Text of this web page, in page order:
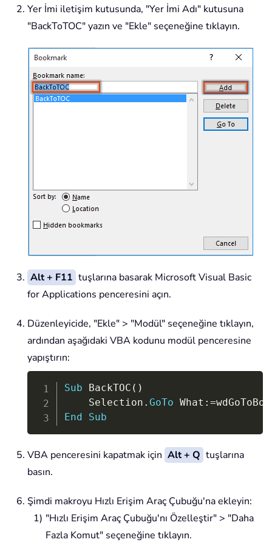
Yer İmi iletişim kutusunda, "Yer İmi Adı" kutusuna
"BackToTOC" yazın ve "Ekle" seçeneğine tıklayın.
Alt + F11 tuşlarına basarak Microsoft Visual Basic
for Applications penceresini açın.
Düzenleyicide, "Ekle" > "Modül" seçeneğine tıklayın,
ardından aşağıdaki VBA kodunu modül penceresine
yapıştırın:
Sub BackTOC ( )
    Selection
. GoTo What : =
End
Sub
VBA penceresini kapatmak için Alt + Q tuşlarına
basın.
Şimdi makroyu Hızlı Erişim Araç Çubuğu'na ekleyin:
"Hızlı Erişim Araç Çubuğu'nı Özelleştir" > "Daha
Fazla Komut" seçeneğine tıklayın.